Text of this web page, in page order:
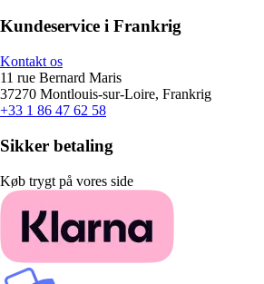
Kundeservice i Frankrig
Kontakt os
11 rue Bernard Maris
37270 Montlouis-sur-Loire, Frankrig
+33 1 86 47 62 58
Sikker betaling
Køb trygt på vores side